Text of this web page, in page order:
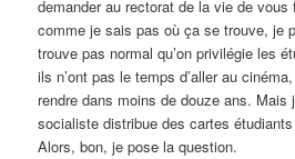
demander au rectorat de la vie de vous
comme je sais pas où ça se trouve, je
trouve pas normal qu’on privilégie les
ils n’ont pas le temps d’aller au
rendre dans moins de douze ans. Mais
socialiste distribue des cartes
Alors, bon, je pose la question.